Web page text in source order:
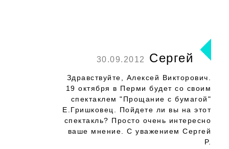
30.09.2012 Сергей
Здравствуйте, Алексей Викторович.
19 октября в Перми будет со своим
спектаклем "Прощание с бумагой"
Е.Гришковец. Пойдете ли вы на этот
спектакль? Просто очень интересно
ваше мнение. С уважением Сергей
Р.